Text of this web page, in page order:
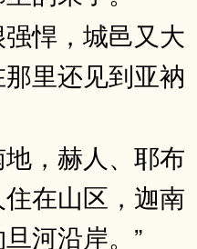
悍，城邑又大
里还见到亚衲
，赫人、耶布
在山区，迦南
河沿岸。”